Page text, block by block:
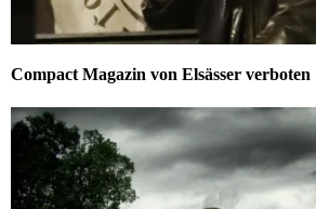
Compact Magazin von Elsässer verboten